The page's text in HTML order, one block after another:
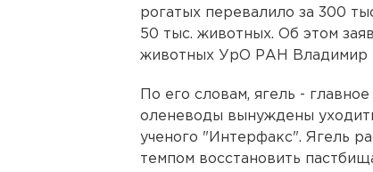
рогатых перевалило за 300
50 тыс. животных. Об этом
животных УрО РАН Владимир
По его словам, ягель -
оленеводы вынуждены
ученого "Интерфакс". Ягель
темпом восстановить